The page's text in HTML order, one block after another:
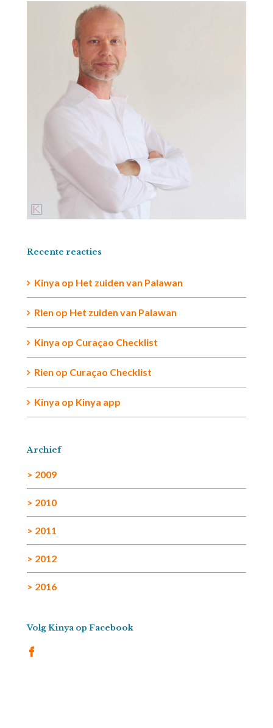
Recente reacties
Kinya op Het zuiden van Palawan
Rien op Het zuiden van Palawan
Kinya op Curaçao Checklist
Rien op Curaçao Checklist
Kinya op Kinya app
Archief
> 2009
> 2010
> 2011
> 2012
> 2016
Volg Kinya op Facebook